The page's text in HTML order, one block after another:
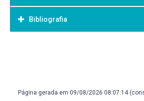
Aprofundar conhecimentos em
relativos à anatomia e
Bibliografia
Bibliografia Complementar:
Página gerada em 09/08/2026 08:07:14